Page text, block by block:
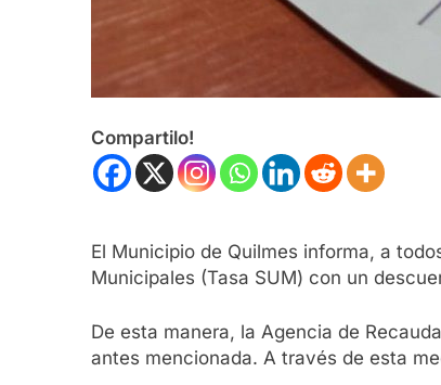
Compartilo!
El Municipio de Quilmes informa, a
Municipales (Tasa SUM) con un
De esta manera, la Agencia de
antes mencionada. A través de esta